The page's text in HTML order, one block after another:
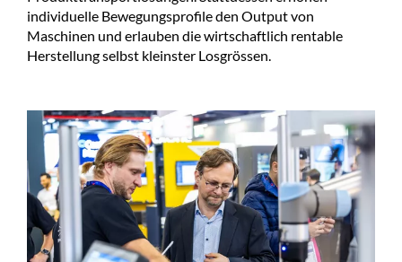
individuelle Bewegungsprofile den Output von
Maschinen und erlauben die wirtschaftlich rentable
Herstellung selbst kleinster Losgrössen.